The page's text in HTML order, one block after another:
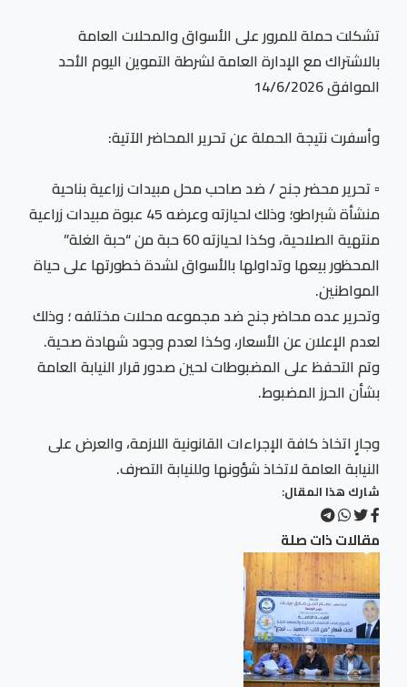
تشكلت حملة للمرور على الأسواق والمحلات العامة
بالاشتراك مع الإدارة العامة لشرطة التموين اليوم الأحد
الموافق 14/6/2026
وأسفرت نتيجة الحملة عن تحرير المحاضر الآتية:
▫️ تحرير محضر جنح / ضد صاحب محل مبيدات زراعية بناحية
منشأة شبراطو؛ وذلك لحيازته وعرضه 45 عبوة مبيدات زراعية
منتهية الصلاحية، وكذا لحيازته 60 حبة من “حبة الغلة”
المحظور بيعها وتداولها بالأسواق لشدة خطورتها على حياة
المواطنين.
وتحرير عده محاضر جنح ضد مجموعه محلات مختلفه ؛ وذلك
لعدم الإعلان عن الأسعار، وكذا لعدم وجود شهادة صحية.
وتم التحفظ على المضبوطات لحين صدور قرار النيابة العامة
بشأن الحرز المضبوط.
وجارٍ اتخاذ كافة الإجراءات القانونية اللازمة، والعرض على
النيابة العامة لاتخاذ شؤونها وللنيابة التصرف.
شارك هذا المقال:
مقالات ذات صلة